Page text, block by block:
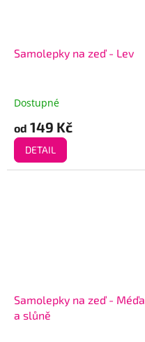
Samolepky na zeď - Lev
Dostupné
od 149 Kč
DETAIL
Samolepky na zeď - Méďa
a slůně